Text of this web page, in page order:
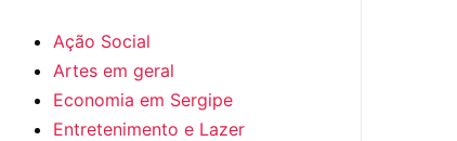
Ação Social
Artes em geral
Economia em Sergipe
Entretenimento e Lazer